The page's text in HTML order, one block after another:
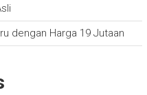
dengan Harga 19 Jutaan